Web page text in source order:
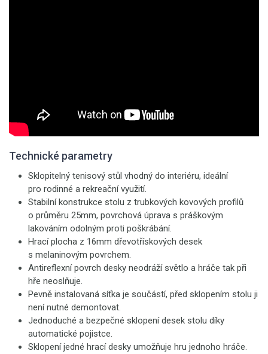
Technické parametry
Sklopitelný tenisový stůl vhodný do interiéru, ideální
pro rodinné a rekreační využití.
Stabilní konstrukce stolu z trubkových kovových profilů
o průměru 25mm, povrchová úprava s práškovým
lakováním odolným proti poškrábání.
Hrací plocha z 16mm dřevotřískových desek
s melaninovým povrchem.
Antireflexní povrch desky neodráží světlo a hráče tak při
hře neoslňuje.
Pevně instalovaná síťka je součástí, před sklopením stolu ji
není nutné demontovat.
Jednoduché a bezpečné sklopení desek stolu díky
automatické pojistce.
Sklopení jedné hrací desky umožňuje hru jednoho hráče.